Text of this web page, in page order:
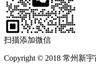
扫描添加微信
Copyright © 2018 常州新